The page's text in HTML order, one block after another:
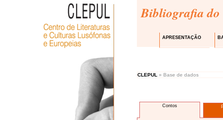
Bibliografia do
APRESENTAÇÃO
CLEPUL » Base de dados
Contos